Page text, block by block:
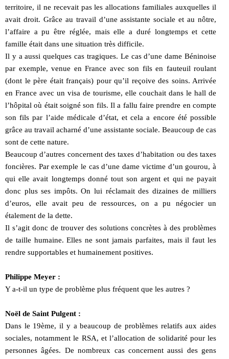
territoire, il ne recevait pas les allocations familiales auxquelles il
avait droit. Grâce au travail d’une assistante sociale et au nôtre,
l’affaire a pu être réglée, mais elle a duré longtemps et cette
famille était dans une situation très difficile.
Il y a aussi quelques cas tragiques. Le cas d’une dame Béninoise
par exemple, venue en France avec son fils en fauteuil roulant
(dont le père était français) pour qu’il reçoive des soins. Arrivée
en France avec un visa de tourisme, elle couchait dans le hall de
l’hôpital où était soigné son fils. Il a fallu faire prendre en compte
son fils par l’aide médicale d’état, et cela a encore été possible
grâce au travail acharné d’une assistante sociale. Beaucoup de cas
sont de cette nature.
Beaucoup d’autres concernent des taxes d’habitation ou des taxes
foncières. Par exemple le cas d’une dame victime d’un gourou, à
qui elle avait longtemps donné tout son argent et qui ne payait
donc plus ses impôts. On lui réclamait des dizaines de milliers
d’euros, elle avait peu de ressources, on a pu négocier un
étalement de la dette.
Il s’agit donc de trouver des solutions concrètes à des problèmes
de taille humaine. Elles ne sont jamais parfaites, mais il faut les
rendre supportables et humainement positives.
Philippe Meyer :
Y a-t-il un type de problème plus fréquent que les autres ?
Noël de Saint Pulgent :
Dans le 19ème, il y a beaucoup de problèmes relatifs aux aides
sociales, notamment le RSA, et l’allocation de solidarité pour les
personnes âgées. De nombreux cas concernent aussi des gens